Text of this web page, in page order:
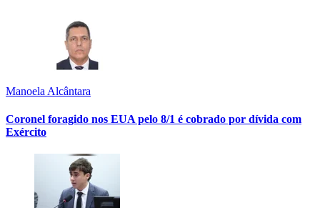
Manoela Alcântara
Coronel foragido nos EUA pelo 8/1 é cobrado por dívida com
Exército